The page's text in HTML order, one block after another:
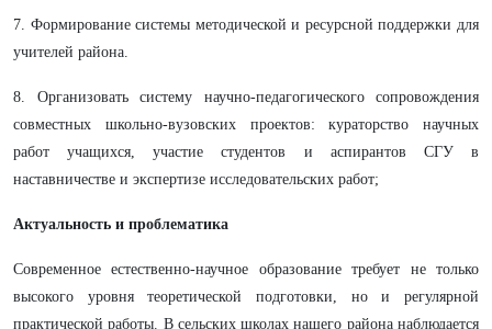
7. Формирование системы методической и ресурсной поддержки для
учителей района.
8. Организовать систему научно‑педагогического сопровождения
совместных школьно‑вузовских проектов: кураторство научных
работ учащихся, участие студентов и аспирантов СГУ в
наставничестве и экспертизе исследовательских работ;
Актуальность и проблематика
Современное естественно‑научное образование требует не только
высокого уровня теоретической подготовки, но и регулярной
практической работы. В сельских школах нашего района наблюдается